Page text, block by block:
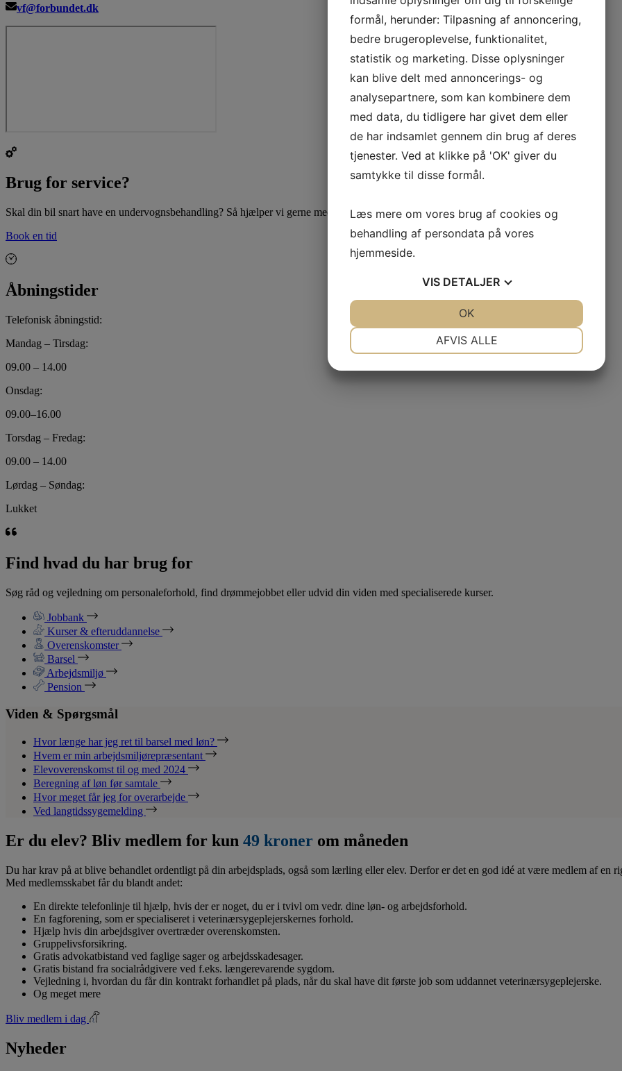
vf@forbundet.dk
Brug for service?
Skal din bil snart have en undervognsbehandling? Så hjælper vi gerne med at give din bil den bedste beskyttelse.
Book en tid
Åbningstider
Telefonisk åbningstid:
Mandag – Tirsdag:
09.00 – 14.00
Onsdag:
09.00–16.00
Torsdag – Fredag:
09.00 – 14.00
Lørdag – Søndag:
Lukket
Find hvad du har brug for
Søg råd og vejledning om personaleforhold, find drømmejobbet eller udvid din viden med specialiserede kurser.
Jobbank
Kurser & efteruddannelse
Overenskomster
Barsel
Arbejdsmiljø
Pension
Viden & Spørgsmål
Hvor længe har jeg ret til barsel med løn?
Hvem er min arbejdsmiljørepræsentant
Elevoverenskomst til og med 2024
Beregning af løn før samtale
Hvor meget får jeg for overarbejde
Ved langtidssygemelding
Er du elev? Bliv medlem for kun 49 kroner om måneden
Du har krav på at blive behandlet ordentligt på din arbejdsplads, også som lærling eller elev. Derfor er det en god idé at være medlem af en
Med medlemsskabet får du blandt andet:
En direkte telefonlinje til hjælp, hvis der er noget, du er i tvivl om vedr. dine løn- og arbejdsforhold.
En fagforening, som er specialiseret i veterinærsygeplejerskernes forhold.
Hjælp hvis din arbejdsgiver overtræder overenskomsten.
Gruppelivsforsikring.
Gratis advokatbistand ved faglige sager og arbejdsskadesager.
Gratis bistand fra socialrådgivere ved f.eks. længerevarende sygdom.
Vejledning i, hvordan du får din kontrakt forhandlet på plads, når du skal have dit første job som uddannet veterinærsygeplejerske.
Og meget mere
Bliv medlem i dag
Nyheder
formål, herunder: Tilpasning af annoncering,
bedre brugeroplevelse, funktionalitet,
statistik og marketing. Disse oplysninger
kan blive delt med annoncerings- og
analysepartnere, som kan kombinere dem
med data, du tidligere har givet dem eller
de har indsamlet gennem din brug af deres
tjenester. Ved at klikke på 'OK' giver du
samtykke til disse formål.
Læs mere om vores brug af cookies og
behandling af persondata på vores
hjemmeside.
VIS DETALJER
AFVIS ALLE
OK